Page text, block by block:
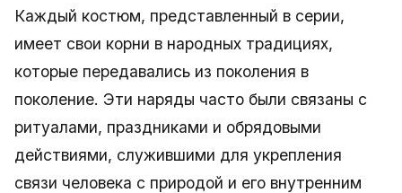
Каждый костюм, представленный в серии,
имеет свои корни в народных традициях,
которые передавались из поколения в
поколение. Эти наряды часто были связаны с
ритуалами, праздниками и обрядовыми
действиями, служившими для укрепления
связи человека с природой и его внутренним